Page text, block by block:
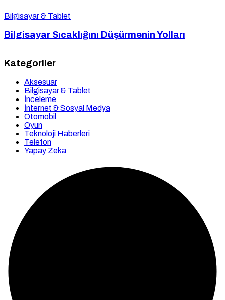
Bilgisayar & Tablet
Bilgisayar Sıcaklığını Düşürmenin Yolları
Kategoriler
Aksesuar
Bilgisayar & Tablet
İnceleme
İnternet & Sosyal Medya
Otomobil
Oyun
Teknoloji Haberleri
Telefon
Yapay Zeka